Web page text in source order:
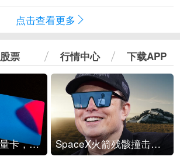
点击查看更多
股票 行情中心 下载APP
运营商干掉了流量卡，他们真的玩不起了 SpaceX火箭残骸撞击月球